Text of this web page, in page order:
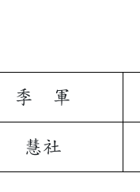
季 軍
慧社